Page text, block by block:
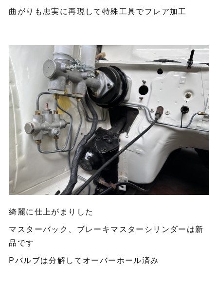
曲がりも忠実に再現して特殊工具でフレア加工
綺麗に仕上がまりした
マスターバック、ブレーキマスターシリンダーは新
品です
Pバルブは分解してオーバーホール済み